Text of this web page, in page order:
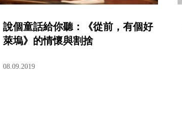
說個童話給你聽：《從前，有個好
萊塢》的情懷與割捨
08.09.2019